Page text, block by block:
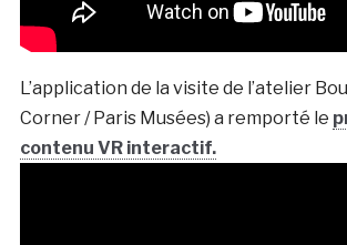
L’application de la visite de l’atelier
Corner / Paris Musées) a remporté le
contenu VR interactif.